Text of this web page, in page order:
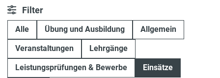
Filter
Alle Übung und Ausbildung Allgemein
Veranstaltungen Lehrgänge
Leistungsprüfungen & Bewerbe Einsätze